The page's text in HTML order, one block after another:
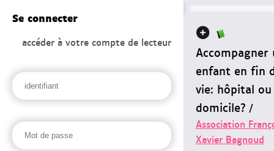
Accompagner
enfant en fin
vie: hôpital ou
domicile? /
Association
Xavier Bagnoud
Se connecter
accéder à votre compte de lecteur